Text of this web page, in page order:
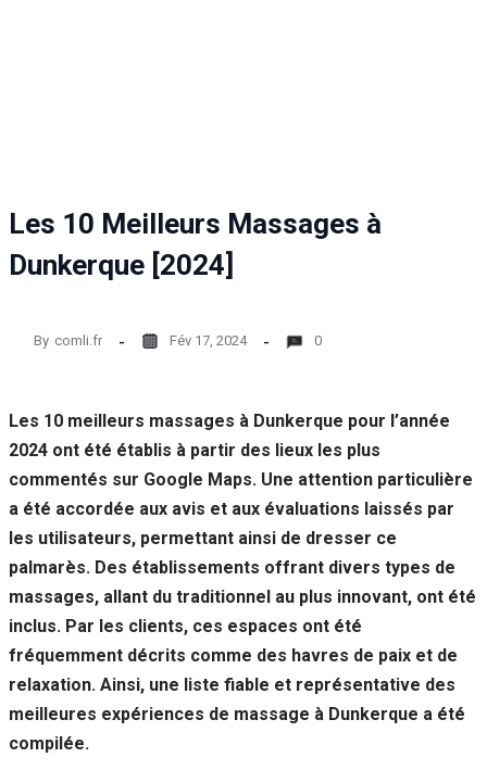
Les 10 Meilleurs Massages à
Dunkerque [2024]
By comli.fr Fév 17, 2024 0
Les 10 meilleurs massages à Dunkerque pour l’année
2024 ont été établis à partir des lieux les plus
commentés sur Google Maps. Une attention particulière
a été accordée aux avis et aux évaluations laissés par
les utilisateurs, permettant ainsi de dresser ce
palmarès. Des établissements offrant divers types de
massages, allant du traditionnel au plus innovant, ont été
inclus. Par les clients, ces espaces ont été
fréquemment décrits comme des havres de paix et de
relaxation. Ainsi, une liste fiable et représentative des
meilleures expériences de massage à Dunkerque a été
compilée.
de la façon
dont le site
Web est
utilisé.
Experience
aussi bien que
possible lors
de votre visite.
Si vous
refusez ces
cookies,
fonctionnalités
disparaîtront
du site Web.
Marketing
En partageant
votre